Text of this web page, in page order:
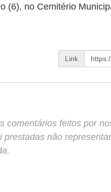
(6), no Cemitério
Link
comentários feitos por
não